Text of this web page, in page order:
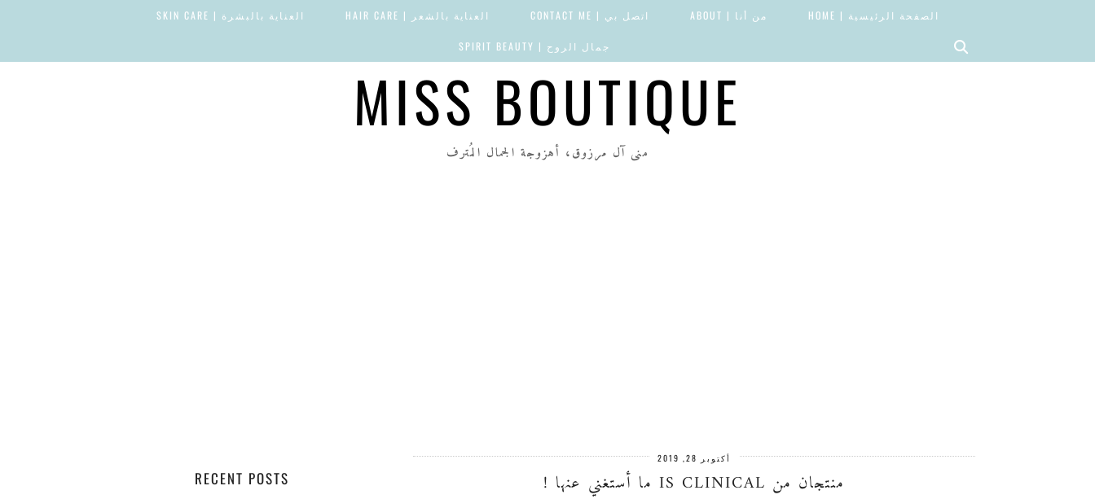
MISS BOUTIQUE
منى آل مرزوق، أهزوجة الجمال المُترف
الصفحة الرئيسية | HOME من أنا | ABOUT اتصل بي | CONTACT ME العناية بالشعر | HAIR CARE العناية بالبشرة | SKIN CARE
جمال الروح | SPIRIT BEAUTY
أكتوبر 28, 2019
منتجان من IS CLINICAL ما أستغني عنها ! RECENT POSTS